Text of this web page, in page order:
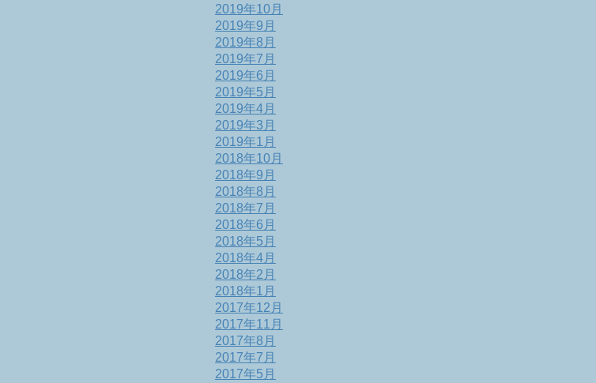
2019年10月
2019年9月
2019年8月
2019年7月
2019年6月
2019年5月
2019年4月
2019年3月
2019年1月
2018年10月
2018年9月
2018年8月
2018年7月
2018年6月
2018年5月
2018年4月
2018年2月
2018年1月
2017年12月
2017年11月
2017年8月
2017年7月
2017年5月